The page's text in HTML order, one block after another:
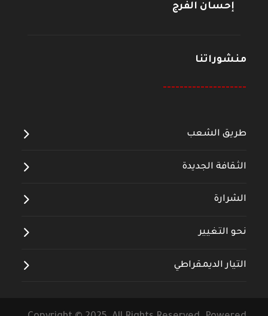
إحسان الفرج
منشوراتنا
--------------------
طريق الشعب
الثقافة الجديدة
الشرارة
نحو التغيير
التيار الديمقراطي